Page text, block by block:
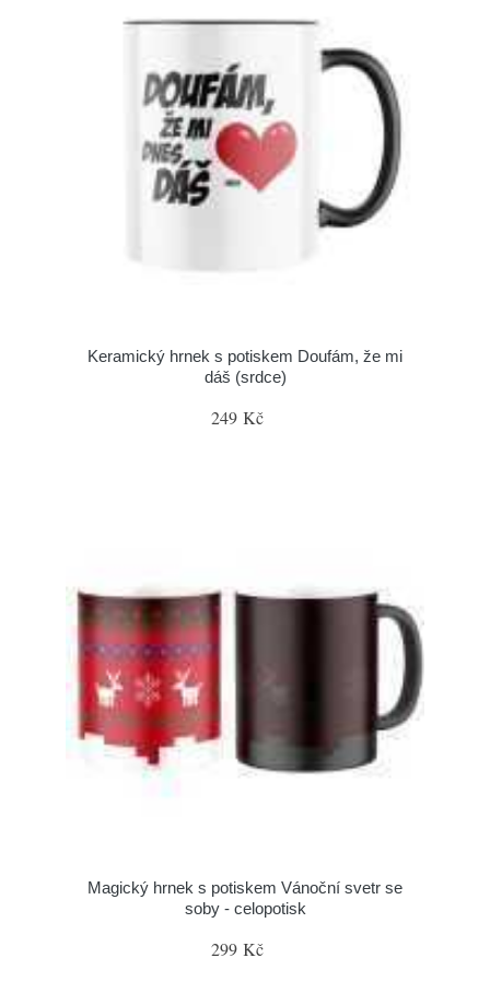
Keramický hrnek s potiskem Doufám, že mi
dáš (srdce)
249 Kč
Magický hrnek s potiskem Vánoční svetr se
soby - celopotisk
299 Kč